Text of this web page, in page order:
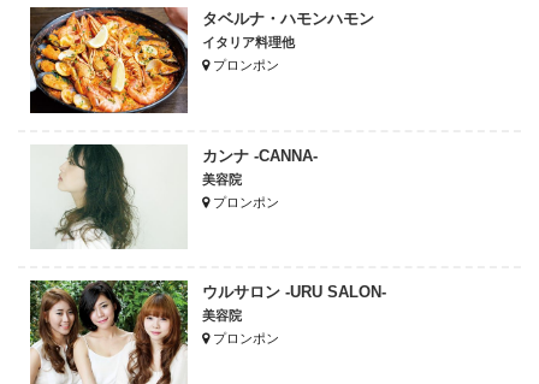
タベルナ・ハモンハモン
イタリア料理他
プロンポン
カンナ -CANNA-
美容院
プロンポン
ウルサロン -URU SALON-
美容院
プロンポン